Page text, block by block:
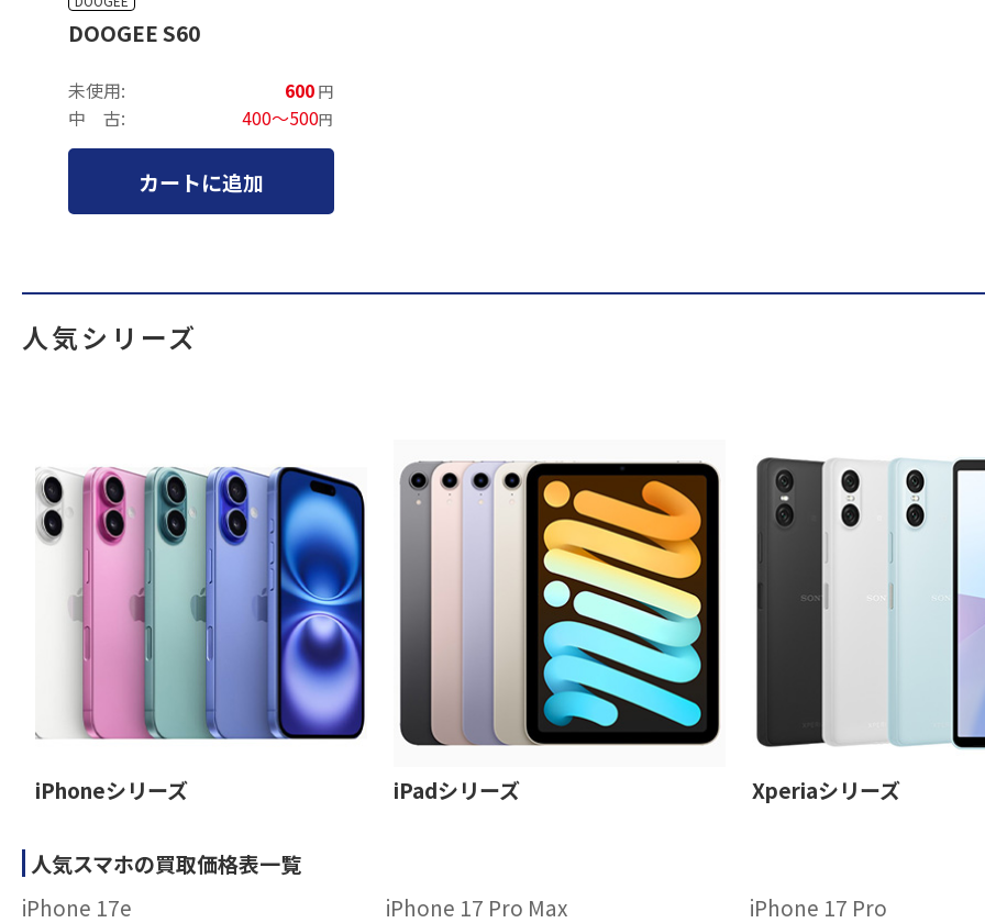
DOOGEE S60
未使用: 600 円
中 古: 400～500円
カートに追加
人気シリーズ
iPhoneシリーズ iPadシリーズ Xperiaシリーズ
人気スマホの買取価格表一覧
iPhone 17e
iPhone 17 Pro Max
iPhone 17 Pro